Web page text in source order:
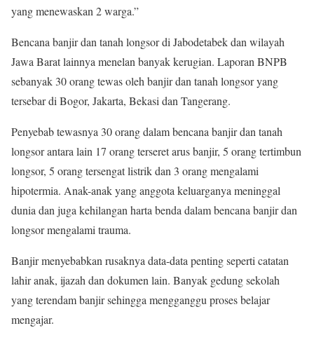
yang menewaskan 2 warga.”
Bencana banjir dan tanah longsor di Jabodetabek dan wilayah
Jawa Barat lainnya menelan banyak kerugian. Laporan BNPB
sebanyak 30 orang tewas oleh banjir dan tanah longsor yang
tersebar di Bogor, Jakarta, Bekasi dan Tangerang.
Penyebab tewasnya 30 orang dalam bencana banjir dan tanah
longsor antara lain 17 orang terseret arus banjir, 5 orang tertimbun
longsor, 5 orang tersengat listrik dan 3 orang mengalami
hipotermia. Anak-anak yang anggota keluarganya meninggal
dunia dan juga kehilangan harta benda dalam bencana banjir dan
longsor mengalami trauma.
Banjir menyebabkan rusaknya data-data penting seperti catatan
lahir anak, ijazah dan dokumen lain. Banyak gedung sekolah
yang terendam banjir sehingga mengganggu proses belajar
mengajar.